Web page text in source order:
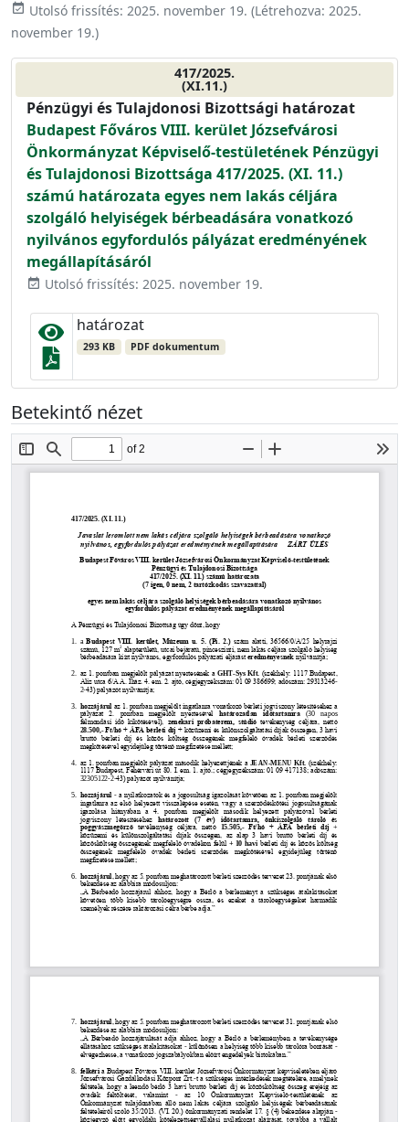
event_available Utolsó frissítés: 2025. november 19. (Létrehozva: 2025.
november 19.)
417/2025.
(XI.11.)
Pénzügyi és Tulajdonosi Bizottsági határozat
Budapest Főváros VIII. kerület Józsefvárosi
Önkormányzat Képviselő-testületének Pénzügyi
és Tulajdonosi Bizottsága 417/2025. (XI. 11.)
számú határozata egyes nem lakás céljára
szolgáló helyiségek bérbeadására vonatkozó
nyilvános egyfordulós pályázat eredményének
megállapításáról
event_available Utolsó frissítés: 2025. november 19.
határozat
293 KB PDF dokumentum
Betekintő nézet